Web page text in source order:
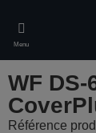
main
content
Menu
WF DS-
Référence